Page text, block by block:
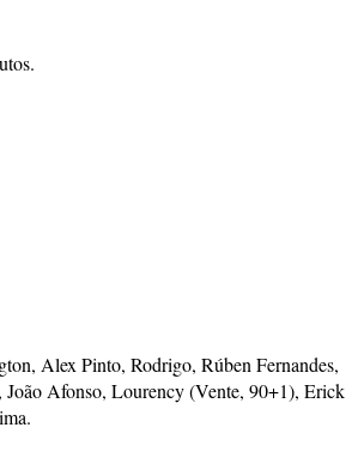
Alex Pinto, Rodrigo, Rúben Fernandes,
João Afonso, Lourency (Vente, 90+1), Erick